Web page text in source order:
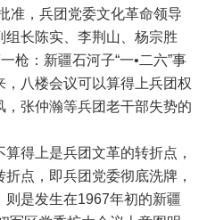
准，兵团党委文化革命领导
长陈实、李荆山、杨宗胜
枪：新疆石河子“一•二六”事
八楼会议可以算得上兵团权
张仲瀚等兵团老干部失势的
得上是兵团文革的转折点，
点，即兵团党委彻底洗牌，
是发生在1967年初的新疆